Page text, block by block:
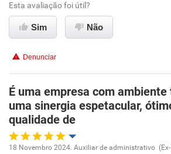
Ambiente de trabalho
Benefícios
Recomenda esta empresa
Recomenda a diretoria
Esta avaliação foi útil?
Sim Não
Denunciar
É uma empresa com
uma sinergia espetacular,
qualidade de
18 Novembro 2024. Auxiliar de administrativo